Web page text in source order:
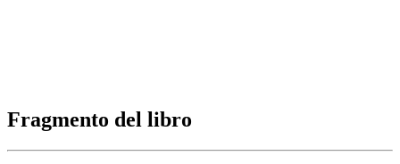
Fragmento del libro